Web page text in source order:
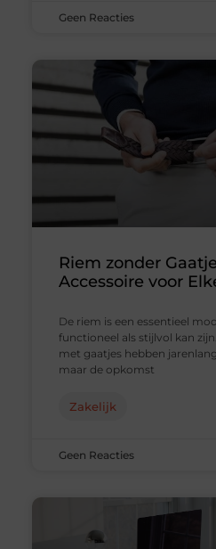
Geen Reacties
Riem zonder
Accessoire voor
De riem is een essentieel
functioneel als stijlvol kan
met gaatjes hebben
maar de opkomst
Zakelijk
Geen Reacties